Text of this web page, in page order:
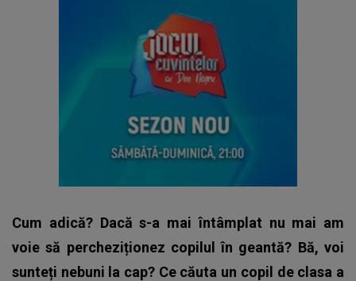
Cum adică? Dacă s-a mai întâmplat nu mai am
voie să percheziționez copilul în geantă? Bă, voi
sunteți nebuni la cap? Ce căuta un copil de clasa a